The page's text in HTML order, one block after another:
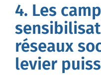
4. Les
réseaux
levier